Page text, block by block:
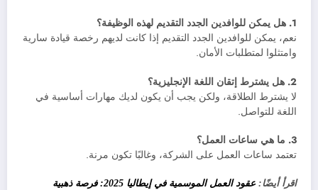
1. هل يمكن للوافدين الجدد التقديم لهذه الوظيفة؟
نعم، يمكن للوافدين الجدد التقديم إذا كانت لديهم رخصة قيادة سارية
وامتثلوا لمتطلبات الأمان.
2. هل يشترط إتقان اللغة الإنجليزية؟
لا يشترط الطلاقة، ولكن يجب أن يكون لديك مهارات أساسية في
اللغة للتواصل.
3. ما هي ساعات العمل؟
تعتمد ساعات العمل على الشركة، وغالبًا تكون مرنة.
اقرأ أيضًا:
عقود العمل الموسمية في إيطاليا 2025: فرصة ذهبية